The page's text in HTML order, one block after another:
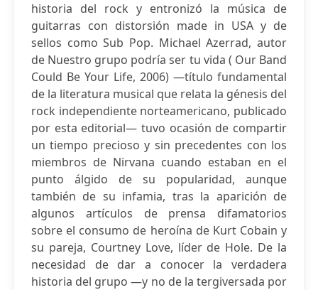
historia del rock y entronizó la música de
guitarras con distorsión made in USA y de
sellos como Sub Pop. Michael Azerrad, autor
de Nuestro grupo podría ser tu vida ( Our Band
Could Be Your Life, 2006) —título fundamental
de la literatura musical que relata la génesis del
rock independiente norteamericano, publicado
por esta editorial— tuvo ocasión de compartir
un tiempo precioso y sin precedentes con los
miembros de Nirvana cuando estaban en el
punto álgido de su popularidad, aunque
también de su infamia, tras la aparición de
algunos artículos de prensa difamatorios
sobre el consumo de heroína de Kurt Cobain y
su pareja, Courtney Love, líder de Hole. De la
necesidad de dar a conocer la verdadera
historia del grupo —y no de la tergiversada por